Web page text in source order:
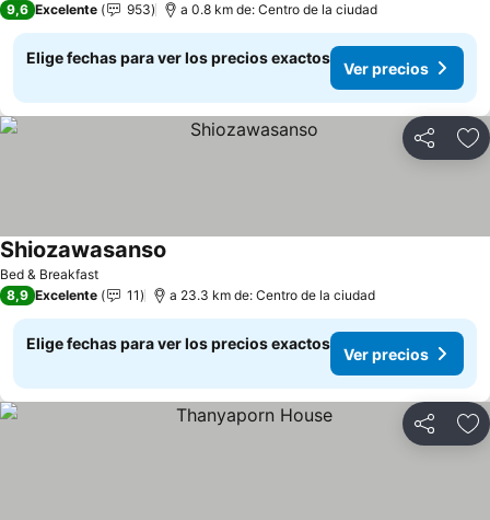
9,6 Excelente 953 a 0.8 km de: Centro de la ciudad
Elige fechas para ver los precios exactos
Ver precios
Compartir
Bed & Breakfast
Shiozawasanso
8,9 Excelente 11 a 23.3 km de: Centro de la ciudad
Elige fechas para ver los precios exactos
Ver precios
Compartir